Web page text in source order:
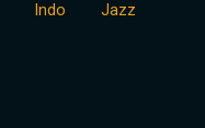
Indo Jazz